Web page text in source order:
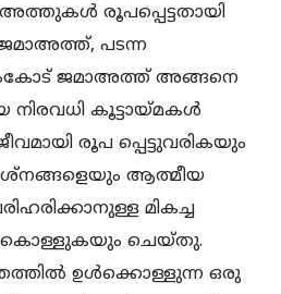
രൂപപ്പെട്ടതായി
പടന്ന
ജമാഅത്ത് അങ്ങനെ
കൂട്ടായ്മകള്‍
രൂപ പ്പെട്ടുവരികയും
ആത്മീയ
മികച്ച
ചെയ്തു.
ഉള്‍ക്കൊള്ളുന്ന ഒരു